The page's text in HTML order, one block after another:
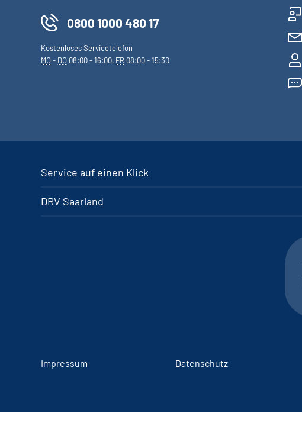
0800 1000 480 17
Kostenloses Servicetelefon
MO- DO 08:00 - 16:00, FR 08:00 - 15:30
Service auf einen Klick
DRV Saarland
Impressum Datenschutz